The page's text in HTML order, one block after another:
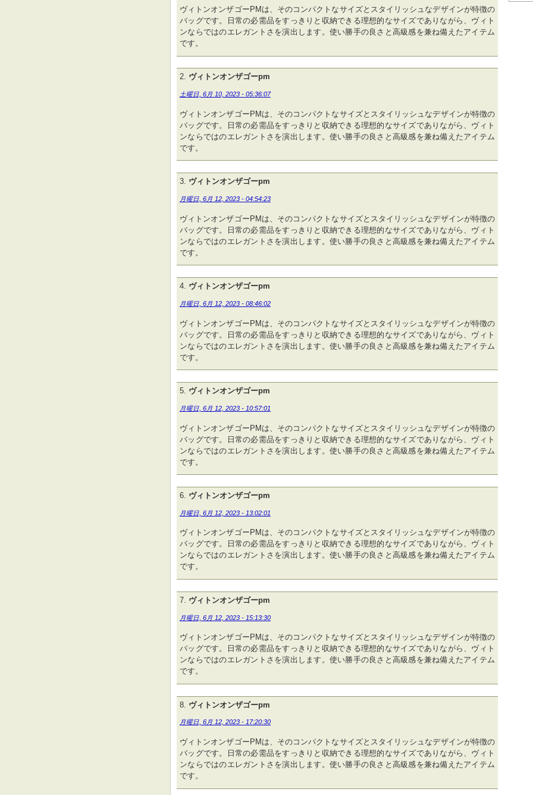
ヴィトンオンザゴーPMは、そのコンパクトなサイズとスタイリッシュなデザインが特徴の
バッグです。日常の必需品をすっきりと収納できる理想的なサイズでありながら、ヴィト
ンならではのエレガントさを演出します。使い勝手の良さと高級感を兼ね備えたアイテム
です。
ヴィトンオンザゴーpm
土曜日, 6月 10, 2023 - 05:36:07
ヴィトンオンザゴーPMは、そのコンパクトなサイズとスタイリッシュなデザインが特徴の
バッグです。日常の必需品をすっきりと収納できる理想的なサイズでありながら、ヴィト
ンならではのエレガントさを演出します。使い勝手の良さと高級感を兼ね備えたアイテム
です。
ヴィトンオンザゴーpm
月曜日, 6月 12, 2023 - 04:54:23
ヴィトンオンザゴーPMは、そのコンパクトなサイズとスタイリッシュなデザインが特徴の
バッグです。日常の必需品をすっきりと収納できる理想的なサイズでありながら、ヴィト
ンならではのエレガントさを演出します。使い勝手の良さと高級感を兼ね備えたアイテム
です。
ヴィトンオンザゴーpm
月曜日, 6月 12, 2023 - 08:46:02
ヴィトンオンザゴーPMは、そのコンパクトなサイズとスタイリッシュなデザインが特徴の
バッグです。日常の必需品をすっきりと収納できる理想的なサイズでありながら、ヴィト
ンならではのエレガントさを演出します。使い勝手の良さと高級感を兼ね備えたアイテム
です。
ヴィトンオンザゴーpm
月曜日, 6月 12, 2023 - 10:57:01
ヴィトンオンザゴーPMは、そのコンパクトなサイズとスタイリッシュなデザインが特徴の
バッグです。日常の必需品をすっきりと収納できる理想的なサイズでありながら、ヴィト
ンならではのエレガントさを演出します。使い勝手の良さと高級感を兼ね備えたアイテム
です。
ヴィトンオンザゴーpm
月曜日, 6月 12, 2023 - 13:02:01
ヴィトンオンザゴーPMは、そのコンパクトなサイズとスタイリッシュなデザインが特徴の
バッグです。日常の必需品をすっきりと収納できる理想的なサイズでありながら、ヴィト
ンならではのエレガントさを演出します。使い勝手の良さと高級感を兼ね備えたアイテム
です。
ヴィトンオンザゴーpm
月曜日, 6月 12, 2023 - 15:13:30
ヴィトンオンザゴーPMは、そのコンパクトなサイズとスタイリッシュなデザインが特徴の
バッグです。日常の必需品をすっきりと収納できる理想的なサイズでありながら、ヴィト
ンならではのエレガントさを演出します。使い勝手の良さと高級感を兼ね備えたアイテム
です。
ヴィトンオンザゴーpm
月曜日, 6月 12, 2023 - 17:20:30
ヴィトンオンザゴーPMは、そのコンパクトなサイズとスタイリッシュなデザインが特徴の
バッグです。日常の必需品をすっきりと収納できる理想的なサイズでありながら、ヴィト
ンならではのエレガントさを演出します。使い勝手の良さと高級感を兼ね備えたアイテム
です。